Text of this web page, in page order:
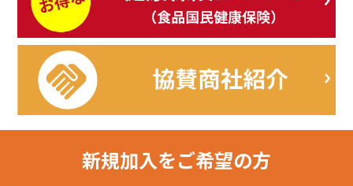
新規加入をご希望の方